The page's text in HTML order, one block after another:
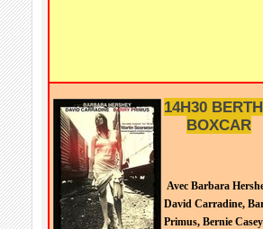
14H30
BOXCAR
Avec Barbara
David Carradine,
Primus, Bernie